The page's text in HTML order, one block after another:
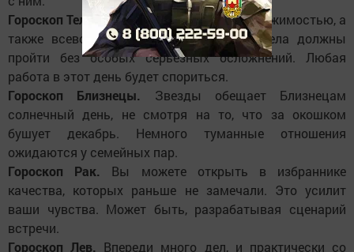
Гороскоп Телец.
Решение вопросов с недвижимостью, а
также всевозможные организаторские дела должны
пройти без особых серьезных осложнений. Любая
работа в этот день будет спориться.
Гороскоп Близнецы. Звезды обещает Близнецам
солнечный день, не смотря на то, что за окошком
бушует декабрь. Немного туманные отношения
ожидаются у семейных пар.
Гороскоп Рак. Вы можете открыть в избраннике
качества, которых раньше не замечали. Это усилит
ваши чувства. Может быть, разрабатывая сценарий
встречи.
Гороскоп Лев. Впереди много дел, и практически со